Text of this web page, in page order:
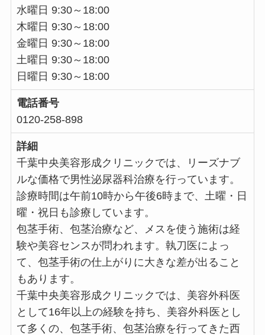
水曜日 9:30～18:00
木曜日 9:30～18:00
金曜日 9:30～18:00
土曜日 9:30～18:00
日曜日 9:30～18:00
電話番号
0120-258-898
詳細
千葉中央美容形成クリニックでは、リーズナブ
ルな価格で男性泌尿器科治療を行っています。
診療時間は午前10時から午後6時まで、土曜・日
曜・祝日も診療しています。
包茎手術、包茎治療など、メスを使う施術は経
験や美容センスが問われます。執刀医によっ
て、包茎手術の仕上がりに大きな差が出ること
もあります。
千葉中央美容形成クリニックでは、美容外科医
として16年以上の経験を持ち、美容外科医とし
て多くの、包茎手術、包茎治療を行ってきた西